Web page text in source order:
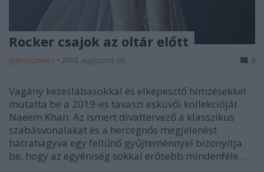
Rocker csajok az oltár előtt
gaborszakacs • 2018. augusztus 08. 0
Vagány kezeslábasokkal és elképesztő hímzésekkel
mutatta be a 2019-es tavaszi esküvői kollekcióját
Naeem Khan. Az ismert divattervező a klasszikus
szabásvonalakat és a hercegnős megjelenést
hátrahagyva egy feltűnő gyűjteménnyel bizonyítja
be, hogy az egyéniség sokkal erősebb mindenféle…